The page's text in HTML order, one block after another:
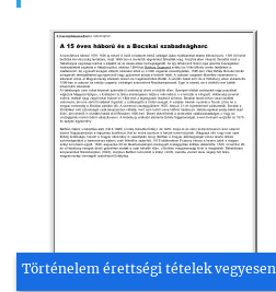
Történelem érettségi tételek vegyesen